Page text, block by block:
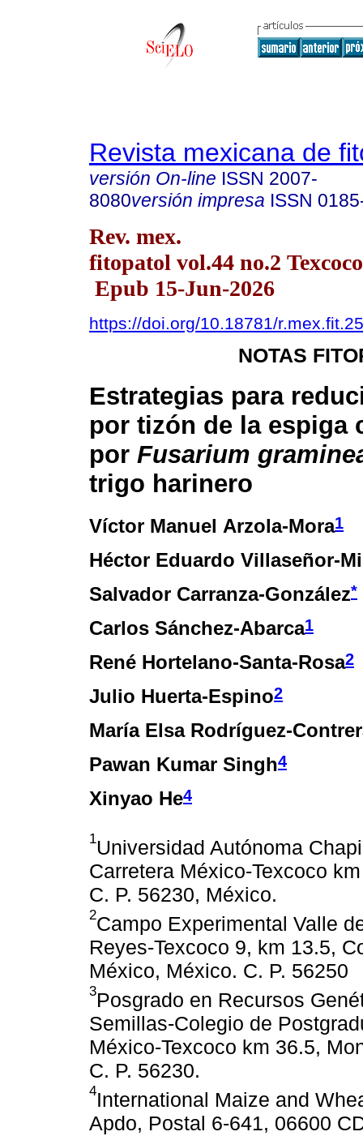
Revista mexicana de
versión On-line ISSN 2007-
8080versión impresa ISSN
Rev. mex.
fitopatol vol.44 no.2
Epub 15-Jun-2026
https://doi.org/10.18781/
NOTAS
Estrategias para
por tizón de la espiga
por Fusarium
trigo harinero
Víctor Manuel Arzola-Mora1
Héctor Eduardo Villaseñor-
Salvador Carranza-González*
Carlos Sánchez-Abarca1
René Hortelano-Santa-Rosa2
Julio Huerta-Espino2
María Elsa Rodríguez-
Pawan Kumar Singh4
Xinyao He4
1Universidad Autónoma
Carretera México-Texcoco
C. P. 56230, México.
2Campo Experimental Valle
Reyes-Texcoco 9, km 13.5,
México, México. C. P. 56250
3Posgrado en Recursos
Semillas-Colegio de
México-Texcoco km 36.5,
C. P. 56230.
4International Maize and
Apdo, Postal 6-641, 06600